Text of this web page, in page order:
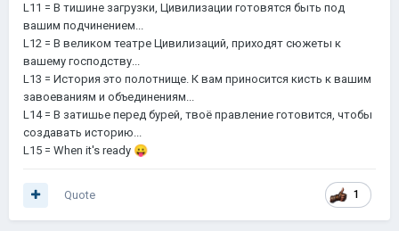
L11 = В тишине загрузки, Цивилизации готовятся быть под
вашим подчинением...
L12 = В великом театре Цивилизаций, приходят сюжеты к
вашему господству...
L13 = История это полотнище. К вам приносится кисть к вашим
завоеваниям и объединениям...
L14 = В затишье перед бурей, твоё правление готовится, чтобы
создавать историю...
L15 = When it's ready 😛
1
Quote